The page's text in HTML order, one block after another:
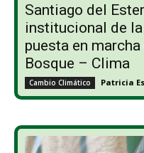
Santiago del
institucional de la
puesta en
Bosque – Clima
Cambio Climático Patricia